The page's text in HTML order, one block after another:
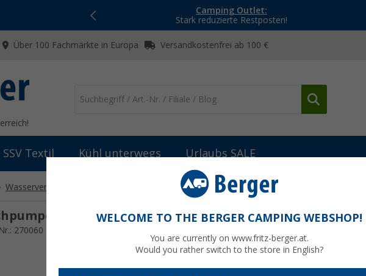
Camping Outlet:
Stark reduzierte Restposten!
Über 100 Fachmärkte in Europa Versandkostenfrei ab 100 €
SSV Textil Kühl unterwegs Urlaubs SALE
Wasserversorgung Comet Lux Plus Tauchpumpe 12 V 19 l/min 0,85
12 V 19 l/min 0,85 bar für Wohnmobil und Caravan
270060
WELCOME TO THE BERGER CAMPING WEBSHOP!
You are currently on www.fritz-berger.at.
Would you rather switch to the store in English?